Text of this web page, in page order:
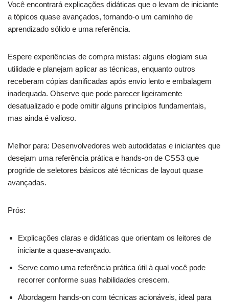
Você encontrará explicações didáticas que o levam de iniciante
a tópicos quase avançados, tornando-o um caminho de
aprendizado sólido e uma referência.
Espere experiências de compra mistas: alguns elogiam sua
utilidade e planejam aplicar as técnicas, enquanto outros
receberam cópias danificadas após envio lento e embalagem
inadequada. Observe que pode parecer ligeiramente
desatualizado e pode omitir alguns princípios fundamentais,
mas ainda é valioso.
Melhor para: Desenvolvedores web autodidatas e iniciantes que
desejam uma referência prática e hands-on de CSS3 que
progride de seletores básicos até técnicas de layout quase
avançadas.
Prós:
Explicações claras e didáticas que orientam os leitores de
iniciante a quase-avançado.
Serve como uma referência prática útil à qual você pode
recorrer conforme suas habilidades crescem.
Abordagem hands-on com técnicas acionáveis, ideal para